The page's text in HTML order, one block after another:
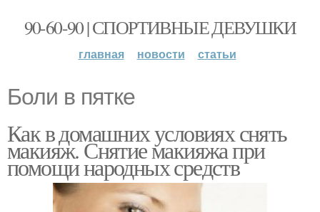
90-60-90 | СПОРТИВНЫЕ ДЕВУШКИ
главная новости статьи
Боли в пятке
Как в домашних условиях снять
макияж. Снятие макияжа при
помощи народных средств